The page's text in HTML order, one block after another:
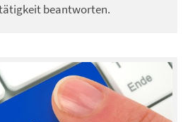
beantworten.